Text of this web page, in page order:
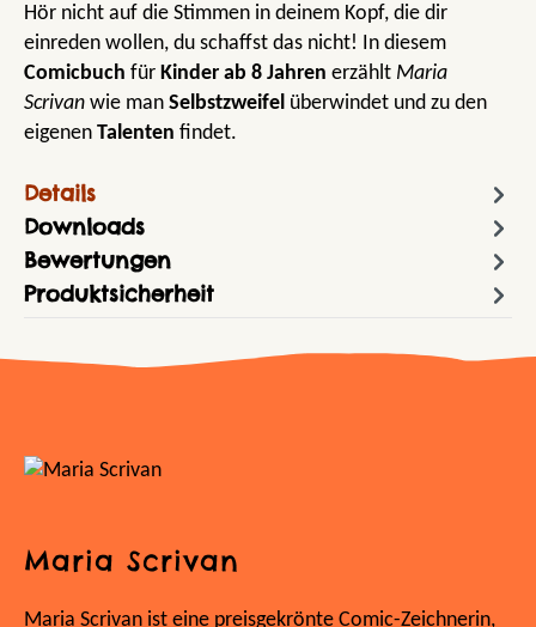
Hör nicht auf die Stimmen in deinem Kopf, die dir
einreden wollen, du schaffst das nicht! In diesem
Comicbuch für Kinder ab 8 Jahren erzählt Maria
Scrivan wie man Selbstzweifel überwindet und zu den
eigenen Talenten findet.
Details
Downloads
Bewertungen
Produktsicherheit
Maria Scrivan
Maria Scrivan ist eine preisgekrönte Comic-Zeichnerin,